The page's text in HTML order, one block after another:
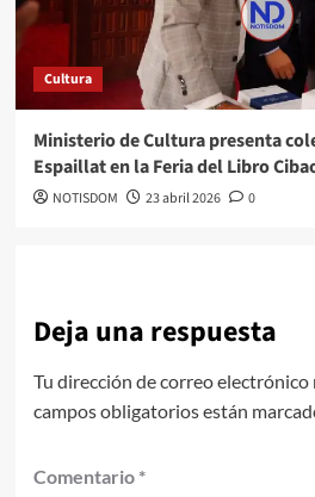
Cultura
Ministerio de Cultura presenta
Espaillat en la Feria del Libro
NOTISDOM 23 abril 2026 0
Deja una respuesta
Tu dirección de correo electrónico
campos obligatorios están
Comentario *